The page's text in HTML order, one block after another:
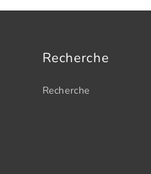
Recherche
Recherche